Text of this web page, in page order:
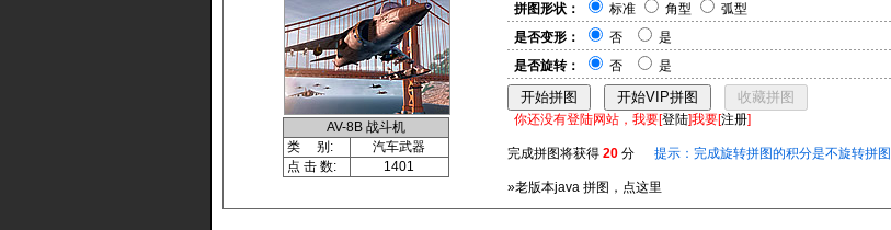
AV-8B 战斗机
类 别:
汽车武器
点 击 数:
1401
拼图形状：
标准 角型
弧型
是否变形：
否
是
是否旋转：
否 是
你还没有登陆网站，我要[登陆]我要[注册]
完成拼图将获得 20 分 提示：完成旋转拼图的积分是不旋转拼
»老版本java 拼图，点这里